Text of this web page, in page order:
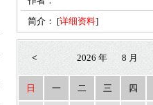
简介： [详细资料]
< 2026 年 8 月
日 一 二 三 四